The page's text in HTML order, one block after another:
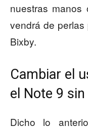
nuestras manos
vendrá de
Bixby.
Cambiar el
el Note 9
Dicho lo